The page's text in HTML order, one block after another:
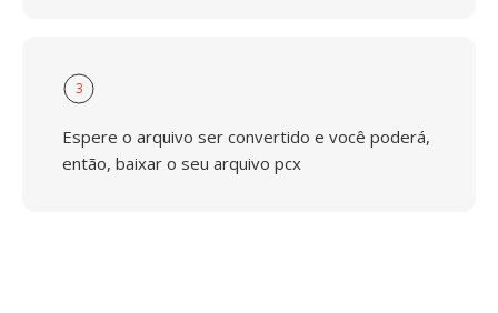
3
Espere o arquivo ser convertido e você poderá,
então, baixar o seu arquivo pcx